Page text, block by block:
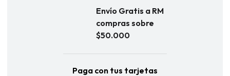
Envío Gratis a RM
compras sobre
$50.000
Paga con tus tarjetas